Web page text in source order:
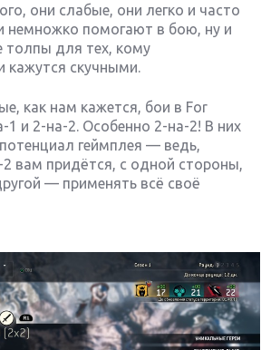
они слабые, они легко и часто
немножко помогают в бою, ну и
для тех, кому
кажутся скучными.
как нам кажется, бои в For
и 2-на-2. Особенно 2-на-2! В них
геймплея — ведь,
вам придётся, с одной стороны,
— применять всё своё